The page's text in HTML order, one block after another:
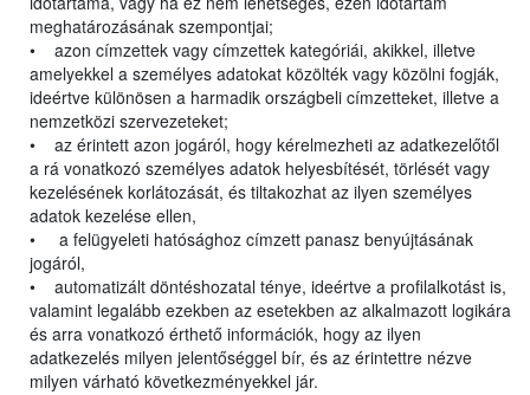
meghatározásának szempontjai;
• azon címzettek vagy címzettek kategóriái, akikkel, illetve
amelyekkel a személyes adatokat közölték vagy közölni fogják,
ideértve különösen a harmadik országbeli címzetteket, illetve a
nemzetközi szervezeteket;
• az érintett azon jogáról, hogy kérelmezheti az adatkezelőtől
a rá vonatkozó személyes adatok helyesbítését, törlését vagy
kezelésének korlátozását, és tiltakozhat az ilyen személyes
adatok kezelése ellen,
• a felügyeleti hatósághoz címzett panasz benyújtásának
jogáról,
• automatizált döntéshozatal ténye, ideértve a profilalkotást is,
valamint legalább ezekben az esetekben az alkalmazott logikára
és arra vonatkozó érthető információk, hogy az ilyen
adatkezelés milyen jelentőséggel bír, és az érintettre nézve
milyen várható következményekkel jár.